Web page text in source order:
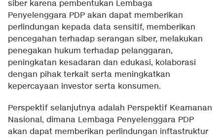
siber karena pembentukan Lembaga
Penyelenggara PDP akan dapat memberikan
perlindungan kepada data sensitif, memberikan
pencegahan terhadap serangan siber, melakukan
penegakan hukum terhadap pelanggaran,
peningkatan kesadaran dan edukasi, kolaborasi
dengan pihak terkait serta meningkatkan
kepercayaan investor serta konsumen.
Perspektif selanjutnya adalah Perspektif Keamanan
Nasional, dimana Lembaga Penyelenggara PDP
akan dapat memberikan perlindungan inftastruktur